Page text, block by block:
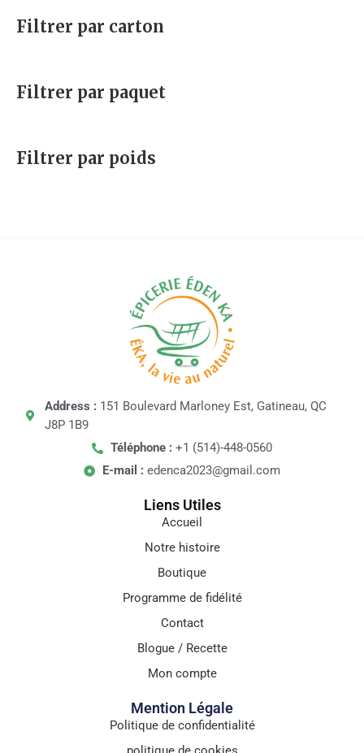
Filtrer par carton
Filtrer par paquet
Filtrer par poids
Address :151 Boulevard Marloney Est, Gatineau, QC
J8P 1B9
Téléphone :+1 (514)-448-0560
E-mail : edenca2023@gmail.com
Liens Utiles
Accueil
Notre histoire
Boutique
Programme de fidélité
Contact
Blogue / Recette
Mon compte
Mention Légale
Politique de confidentialité